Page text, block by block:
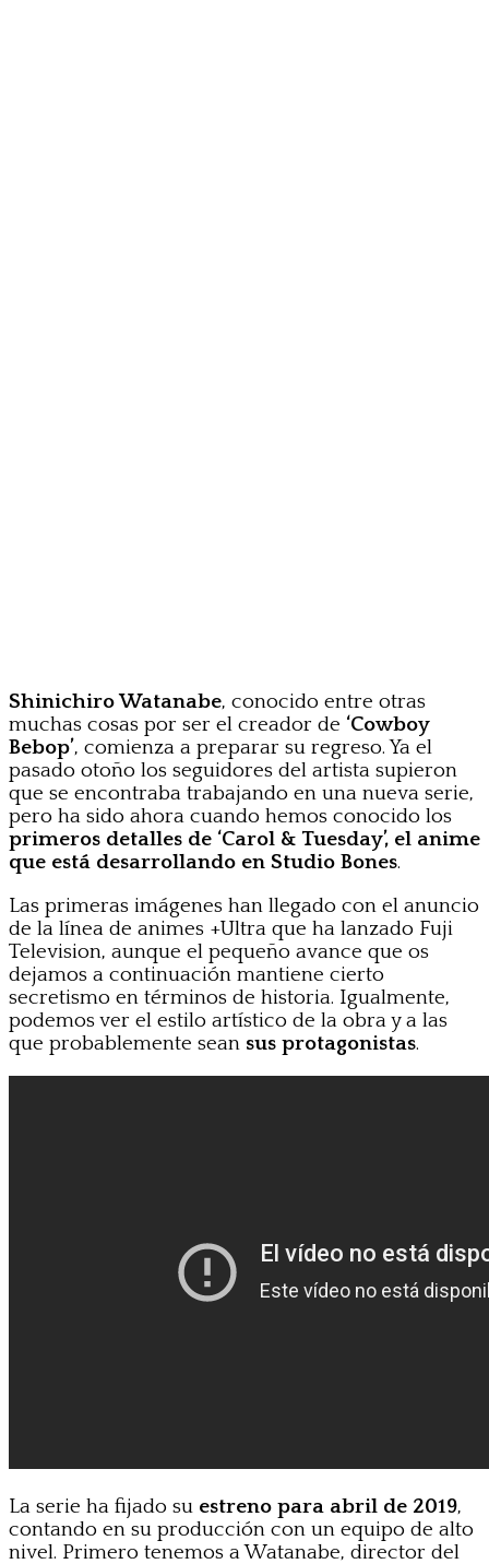
Shinichiro Watanabe, conocido entre otras
muchas cosas por ser el creador de ‘Cowboy
Bebop’, comienza a preparar su regreso. Ya el
pasado otoño los seguidores del artista supieron
que se encontraba trabajando en una nueva serie,
pero ha sido ahora cuando hemos conocido los
primeros detalles de ‘Carol & Tuesday’, el anime
que está desarrollando en Studio Bones.
Las primeras imágenes han llegado con el anuncio
de la línea de animes +Ultra que ha lanzado Fuji
Television, aunque el pequeño avance que os
dejamos a continuación mantiene cierto
secretismo en términos de historia. Igualmente,
podemos ver el estilo artístico de la obra y a las
que probablemente sean sus protagonistas.
La serie ha fijado su estreno para abril de 2019,
contando en su producción con un equipo de alto
nivel. Primero tenemos a Watanabe, director del